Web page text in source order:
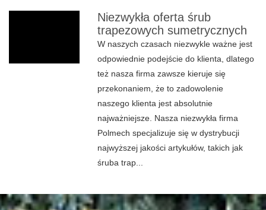
Niezwykła oferta śrub
trapezowych sumetrycznych
W naszych czasach niezwykle ważne jest
odpowiednie podejście do klienta, dlatego
też nasza firma zawsze kieruje się
przekonaniem, że to zadowolenie
naszego klienta jest absolutnie
najważniejsze. Nasza niezwykła firma
Polmech specjalizuje się w dystrybucji
najwyższej jakości artykułów, takich jak
śruba trap...